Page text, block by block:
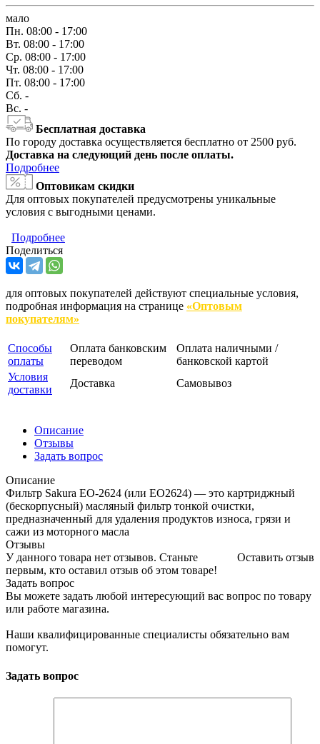
мало
Пн. 08:00 - 17:00
Вт. 08:00 - 17:00
Ср. 08:00 - 17:00
Чт. 08:00 - 17:00
Пт. 08:00 - 17:00
Сб. -
Вс. -
Бесплатная доставка
По городу доставка осуществляется бесплатно от 2500 руб.
Доставка на следующий день после оплаты.
Подробнее
Оптовикам скидки
Для оптовых покупателей предусмотрены уникальные
условия с выгодными ценами.
Подробнее
Поделиться
для оптовых покупателей действуют специальные условия,
подробная информация на странице «Оптовым
покупателям»
Способы
оплаты
Оплата банковским
переводом
Оплата наличными /
банковской картой
Условия
доставки
Доставка Самовывоз
Описание
Отзывы
Задать вопрос
Описание
Фильтр Sakura EO-2624 (или EO2624) — это картриджный
(бескорпусный) масляный фильтр тонкой очистки,
предназначенный для удаления продуктов износа, грязи и
сажи из моторного масла
Отзывы
Оставить отзыв
У данного товара нет отзывов. Станьте
первым, кто оставил отзыв об этом товаре!
Задать вопрос
Вы можете задать любой интересующий вас вопрос по товару
или работе магазина.
Наши квалифицированные специалисты обязательно вам
помогут.
Задать вопрос